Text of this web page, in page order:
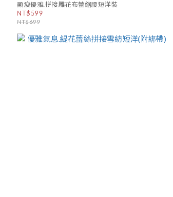
顯瘦優雅.拼接雕花布蕾縮腰短洋裝
NT$599
NT$699